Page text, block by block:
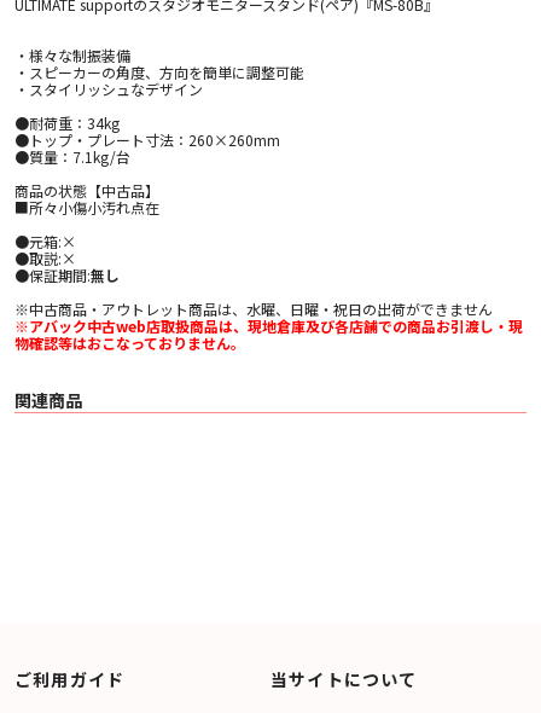
・様々な制振装備
・スピーカーの角度、方向を簡単に調整可能
・スタイリッシュなデザイン
●耐荷重：34kg
●トップ・プレート寸法：260×260mm
●質量：7.1kg/台
商品の状態【中古品】
■所々小傷小汚れ点在
●元箱:×
●取説:×
●保証期間:無し
※中古商品・アウトレット商品は、水曜、日曜・祝日の出荷ができません
※アバック中古web店取扱商品は、現地倉庫及び各店舗での商品お引渡し・現
物確認等はおこなっておりません。
関連商品
ご利用ガイド 当サイトについて